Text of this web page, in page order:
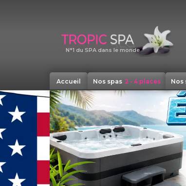
N°1 du SPA dans le monde
Accueil Nos spas 2 - 4 places Nos